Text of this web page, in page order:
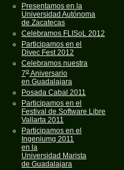
Presentamos en la
Universidad Autónoma
de Zacatecas
Celebramos FLISoL 2012
Participamos en el
Divec Fest 2012
Celebramos nuestra
7oAniversario
en Guadalajara
Posada Cabal 2011
Participamos en el
Festival de Software Libre
Vallarta 2011
Participamos en el
Ingeniumg 2011
en la
Universidad Marista
de Guadalajara